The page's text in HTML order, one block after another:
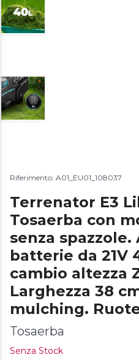
Riferimento: A01_EU01_108037
Terrenator E3
Tosaerba con
senza
batterie da 21V
cambio altezza
Larghezza 38
mulching.
Tosaerba
Senza Stock